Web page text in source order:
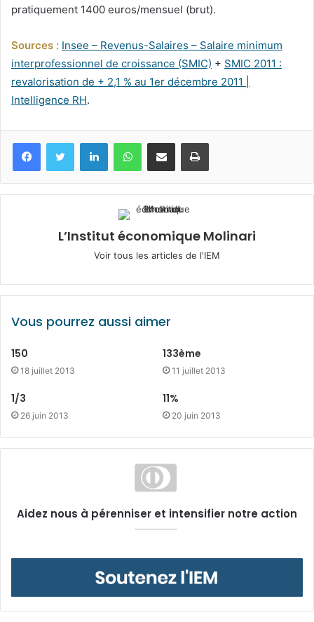
pratiquement 1400 euros/mensuel (brut).
Sources : Insee – Revenus-Salaires – Salaire minimum
interprofessionnel de croissance (SMIC) + SMIC 2011 :
revalorisation de + 2,1 % au 1er décembre 2011 |
Intelligence RH.
FacebookTwitter LinkedinWhatsApp
Partagez par mail Imprimez
L’Institut économique Molinari
Voir tous les articles de l'IEM
Vous pourrez aussi aimer
150
18 juillet 2013
133ème
11 juillet 2013
1/3
26 juin 2013
11%
20 juin 2013
Aidez nous à pérenniser et intensifier notre action